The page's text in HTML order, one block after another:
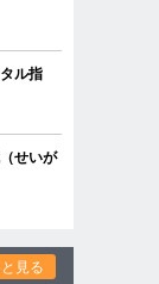
ル指
せいが
見る